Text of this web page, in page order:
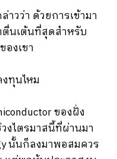
าวว่า ด้วยการเข้ามา
ตื่นเต้นที่สุดสำหรับ
องเขา
ทุนไหม
ของฝั่ง
งไตรมาสนี้ที่ผ่านมา
นั้นก็ลงมาพอสมควร